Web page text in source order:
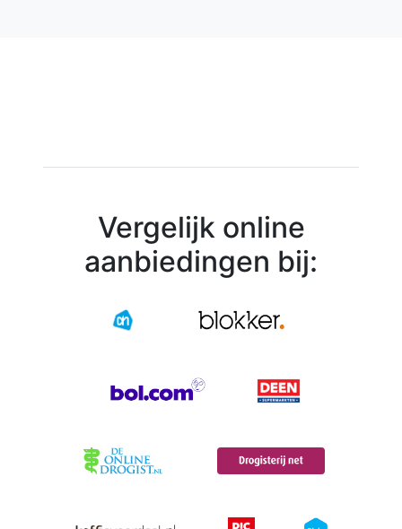
Vergelijk online
aanbiedingen bij: